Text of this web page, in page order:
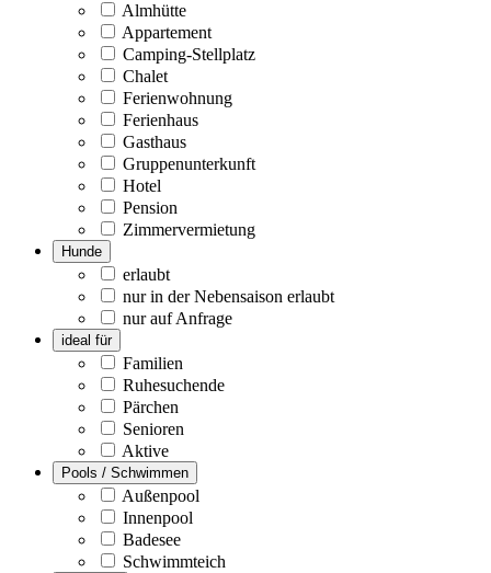
Almhütte
Appartement
Camping-Stellplatz
Chalet
Ferienwohnung
Ferienhaus
Gasthaus
Gruppenunterkunft
Hotel
Pension
Zimmervermietung
Hunde
erlaubt
nur in der Nebensaison erlaubt
nur auf Anfrage
ideal für
Familien
Ruhesuchende
Pärchen
Senioren
Aktive
Pools / Schwimmen
Außenpool
Innenpool
Badesee
Schwimmteich